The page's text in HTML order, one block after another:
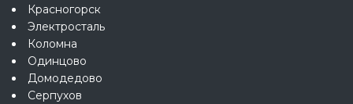
Красногорск
Электросталь
Коломна
Одинцово
Домодедово
Серпухов